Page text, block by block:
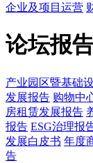
企业及项目运营
论坛报
产业园区暨基础
发展报告 购物中
房租赁发展报告
报告 ESG治理报
发展白皮书 年度
告